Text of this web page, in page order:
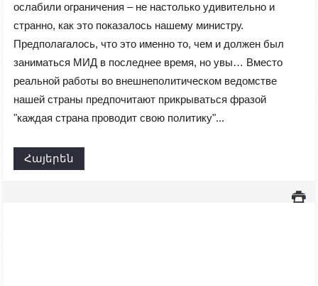
ослабили ограничения – не настолько удивительно и
странно, как это показалось нашему министру.
Предполагалось, что это именно то, чем и должен был
заниматься МИД в последнее время, но увы… Вместо
реальной работы во внешнеполитическом ведомстве
нашей страны предпочитают прикрываться фразой
"каждая страна проводит свою политику"...
Հայերեն